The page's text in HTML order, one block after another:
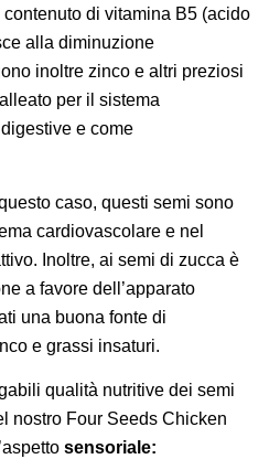
di vitamina B5 (acido
alla diminuzione
inoltre zinco e altri preziosi
per il sistema
e come
caso, questi semi sono
cardiovascolare e nel
Inoltre, ai semi di zucca è
a favore dell’apparato
una buona fonte di
e grassi insaturi.
qualità nutritive dei semi
nostro Four Seeds Chicken
sensoriale: